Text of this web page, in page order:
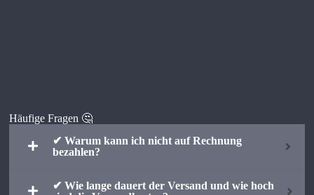
Häufige Fragen 🤔
✔ Warum kann ich nicht auf Rechnung
bezahlen?
✔ Wie lange dauert der Versand und wie hoch